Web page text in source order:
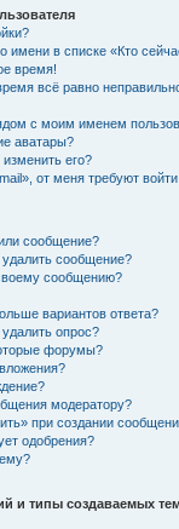
имени в списке «Кто
время!
всё равно
с моим именем
аватары?
изменить его?
от меня требуют
сообщение?
удалить сообщение?
сообщению?
вариантов ответа?
опрос?
форумы?
модератору?
при создании
одобрения?
и типы создаваемых